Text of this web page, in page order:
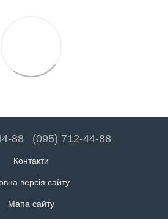
88 (095) 712-44-88
Контакти
версія сайту
Мапа сайту